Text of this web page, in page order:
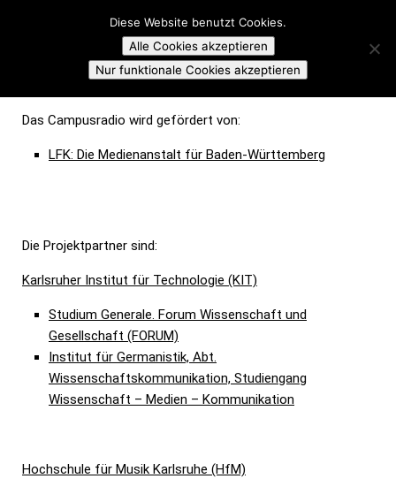
Skip to content
Campusradio Karlsruhe
Das Campusradio wird gefördert von:
LFK: Die Medienanstalt für Baden-Württemberg
Die Projektpartner sind:
Karlsruher Institut für Technologie (KIT)
Studium Generale. Forum Wissenschaft und
Gesellschaft (FORUM)
Institut für Germanistik, Abt.
Wissenschaftskommunikation, Studiengang
Wissenschaft – Medien – Kommunikation
Hochschule für Musik Karlsruhe (HfM)
Diese Website benutzt Cookies.
Alle Cookies akzeptieren
Nur funktionale Cookies akzeptieren